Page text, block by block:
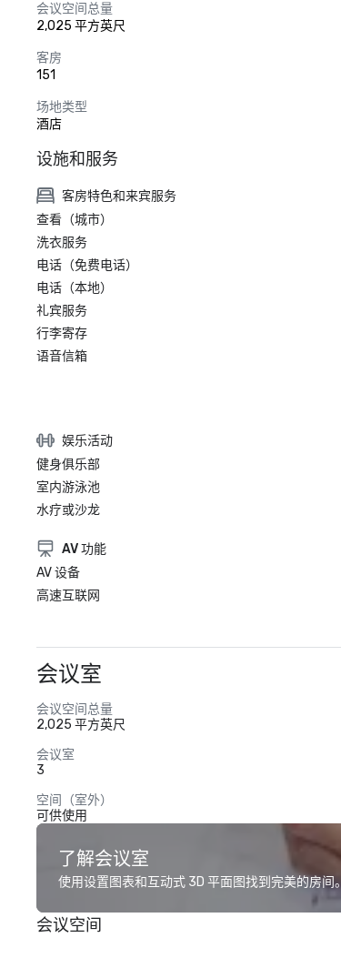
会议空间总量
2,025 平方英尺
客房
151
场地类型
酒店
设施和服务
客房特色和来宾服务
查看（城市）
洗衣服务
电话（免费电话）
电话（本地）
礼宾服务
行李寄存
语音信箱
娱乐活动
健身俱乐部
室内游泳池
水疗或沙龙
AV 功能
AV 设备
高速互联网
会议室
会议空间总量
2,025 平方英尺
会议室
3
空间（室外）
可供使用
了解会议室
使用设置图表和互动式 3D 平面图找到完美的房间。
会议空间